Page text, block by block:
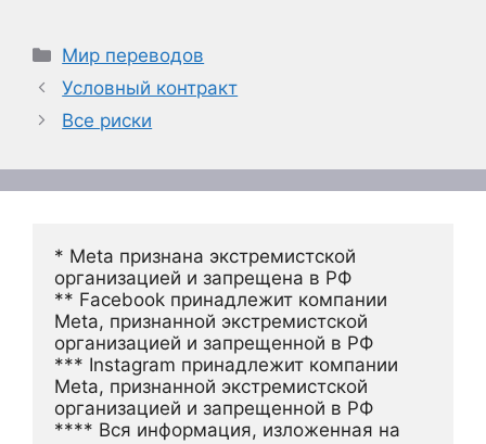
Рубрики
Мир переводов
Условный контракт
Все риски
* Meta признана экстремистской
организацией и запрещена в РФ
** Facebook принадлежит компании
Meta, признанной экстремистской
организацией и запрещенной в РФ
*** Instagram принадлежит компании
Meta, признанной экстремистской
организацией и запрещенной в РФ
**** Вся информация, изложенная на